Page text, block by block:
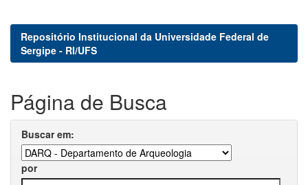
Repositório Institucional da Universidade Federal de
Sergipe - RI/UFS
Página de Busca
Buscar em:
por